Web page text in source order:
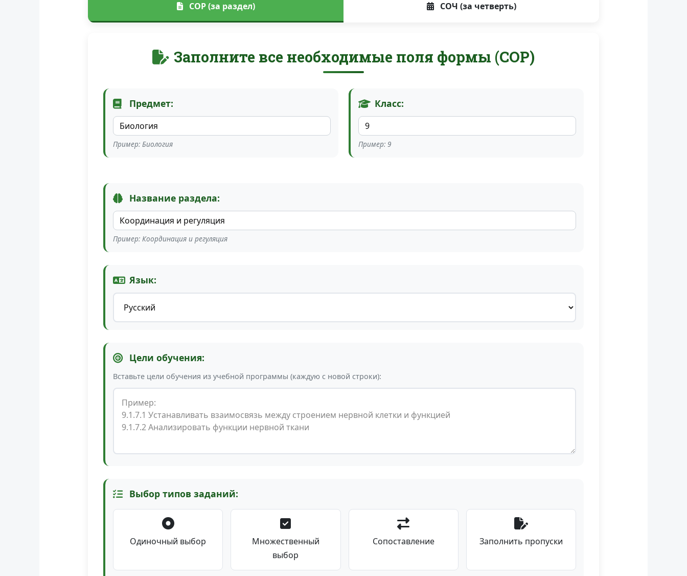
СОР (за раздел) СОЧ (за четверть)
Заполните все необходимые поля формы (СОР)
Предмет:
Пример: Биология
Класс:
Пример: 9
Название раздела:
Пример: Координация и регуляция
Язык:
Цели обучения:
Вставьте цели обучения из учебной программы (каждую с новой строки):
Выбор типов заданий:
Одиночный выбор
Множественный
выбор
Сопоставление Заполнить пропуски